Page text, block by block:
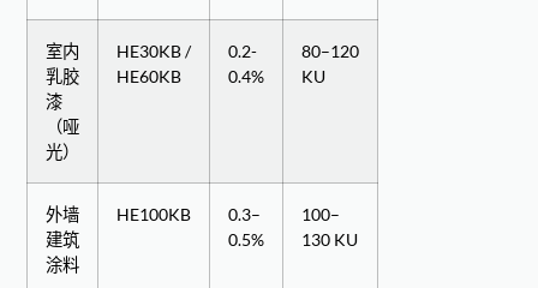
室内
乳胶
漆
（哑
光）
HE30KB /
HE60KB
0.2-
0.4%
80–120
KU
外墙
建筑
涂料
HE100KB
0.3–
0.5%
100–
130 KU